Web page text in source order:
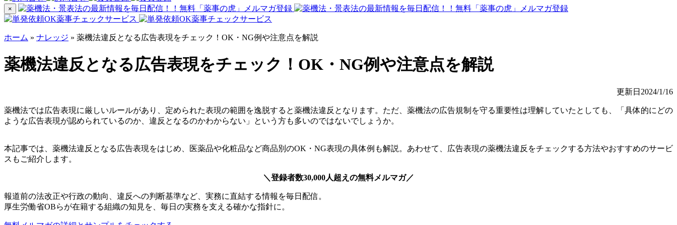
×
ホーム » ナレッジ » 薬機法違反となる広告表現をチェック！OK・NG例や注意点を解説
薬機法違反となる広告表現をチェック！OK・NG例や注意点を解説
更新日2024/1/16
薬機法では広告表現に厳しいルールがあり、定められた表現の範囲を逸脱すると薬機法違反となります。ただ、薬機法の広告規制を守る重要性は理解していたとしても、「具体的にどの
ような広告表現が認められているのか、違反となるのかわからない」という方も多いのではないでしょうか。
本記事では、薬機法違反となる広告表現をはじめ、医薬品や化粧品など商品別のOK・NG表現の具体例も解説。あわせて、広告表現の薬機法違反をチェックする方法やおすすめのサービ
スもご紹介します。
＼登録者数30,000人超えの無料メルマガ／
報道前の法改正や行政の動向、違反への判断基準など、実務に直結する情報を毎日配信。
厚生労働省OBらが在籍する組織の知見を、毎日の実務を支える確かな指針に。